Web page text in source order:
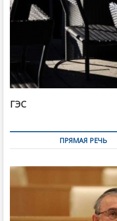
ГЭС
ПРЯМАЯ РЕЧЬ